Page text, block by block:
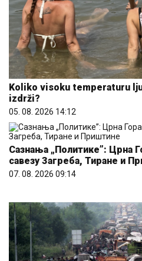
Koliko visoku temperaturu
izdrži?
05. 08. 2026 14:12
Сазнања „Политике”: Црна
савезу Загреба, Тиране и
07. 08. 2026 09:14